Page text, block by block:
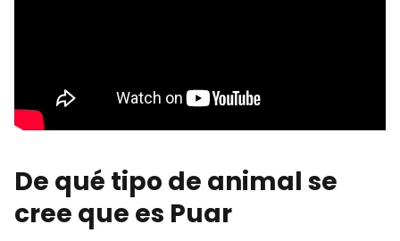
De qué tipo de animal se
cree que es Puar